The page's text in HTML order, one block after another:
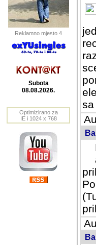
Reklamno mjesto 4
Subota
08.08.2026.
Optimizirano za
IE i 1024 x 768
sa